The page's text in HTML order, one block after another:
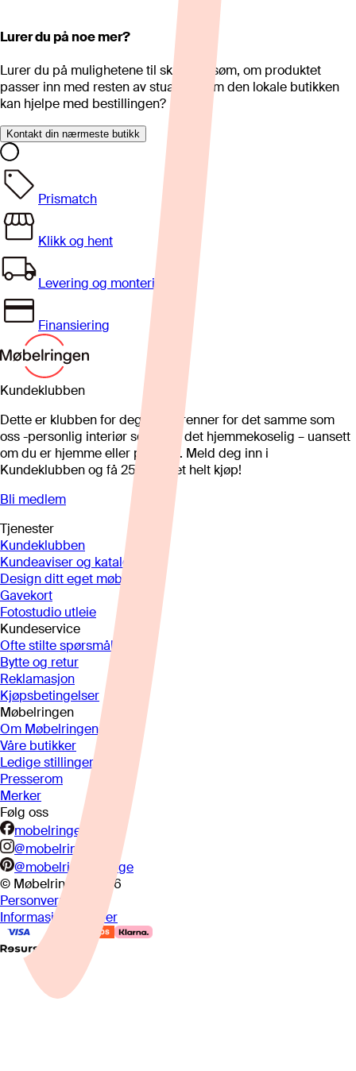
Lurer du på noe mer?
Lurer du på mulighetene til skreddersøm, om produktet
passer inn med resten av stua eller om den lokale butikken
kan hjelpe med bestillingen?
Kontakt din nærmeste butikk
Prismatch
Klikk og hent
Levering og montering
Finansiering
Kundeklubben
Dette er klubben for deg som brenner for det samme som
oss -personlig interiør som gjør det hjemmekoselig – uansett
om du er hjemme eller på hytta. Meld deg inn i
Kundeklubben og få 25%* på et helt kjøp!
Bli medlem
Tjenester
Kundeklubben
Kundeaviser og kataloger
Design ditt eget møbel
Gavekort
Fotostudio utleie
Kundeservice
Ofte stilte spørsmål
Bytte og retur
Reklamasjon
Kjøpsbetingelser
Møbelringen
Om Møbelringen
Våre butikker
Ledige stillinger
Presserom
Merker
Følg oss
mobelringen.no
@mobelringen
@mobelringennorge
© Møbelringen
2026
Personvern
Informasjonskapsler